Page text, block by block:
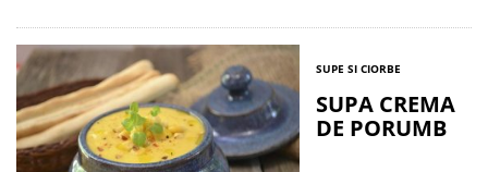
SUPE SI CIORBE
SUPA CREMA
DE PORUMB